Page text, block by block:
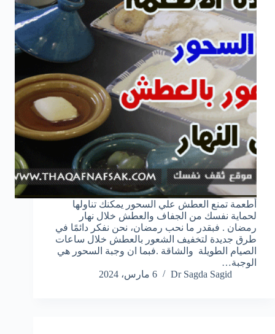
أطعمة تمنع العطش علي السحور يمكنك تناولها
لحماية نفسك من الجفاف والعطش خلال نهار
رمضان . فبقدر ما نحب رمضان، نحن نفكر دائمًا في
طرق جديدة لتخفيف الشعور بالعطش خلال ساعات
الصيام الطويلة والشاقة .فبما ان وجبة السحور هي
الوجبة…
Dr Sagda Sagid
6 مارس، 2024